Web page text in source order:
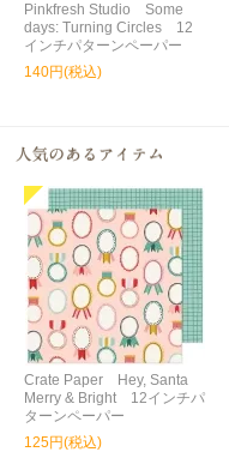
Pinkfresh Studio Some
days: Turning Circles 12
インチパターンペーパー
140円(税込)
Crate Paper Hey, Santa
Merry & Bright 12インチパ
ターンペーパー
125円(税込)